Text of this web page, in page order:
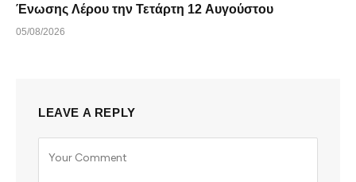
Ένωσης Λέρου την Τετάρτη 12 Αυγούστου
05/08/2026
LEAVE A REPLY